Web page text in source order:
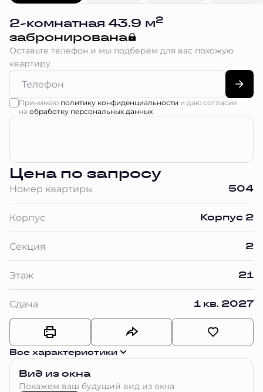
2-комнатная 43.9 м2
забронирована
Оставьте телефон и мы подберем для вас похожую
квартиру
Принимаю политику конфиденциальности и даю согласие
на обработку персональных данных
Цена по запросу
Номер квартиры 504
Корпус Корпус 2
Секция 2
Этаж 21
Сдача 1 кв. 2027
Все характеристики
Вид из окна
Покажем ваш будущий вид из окна